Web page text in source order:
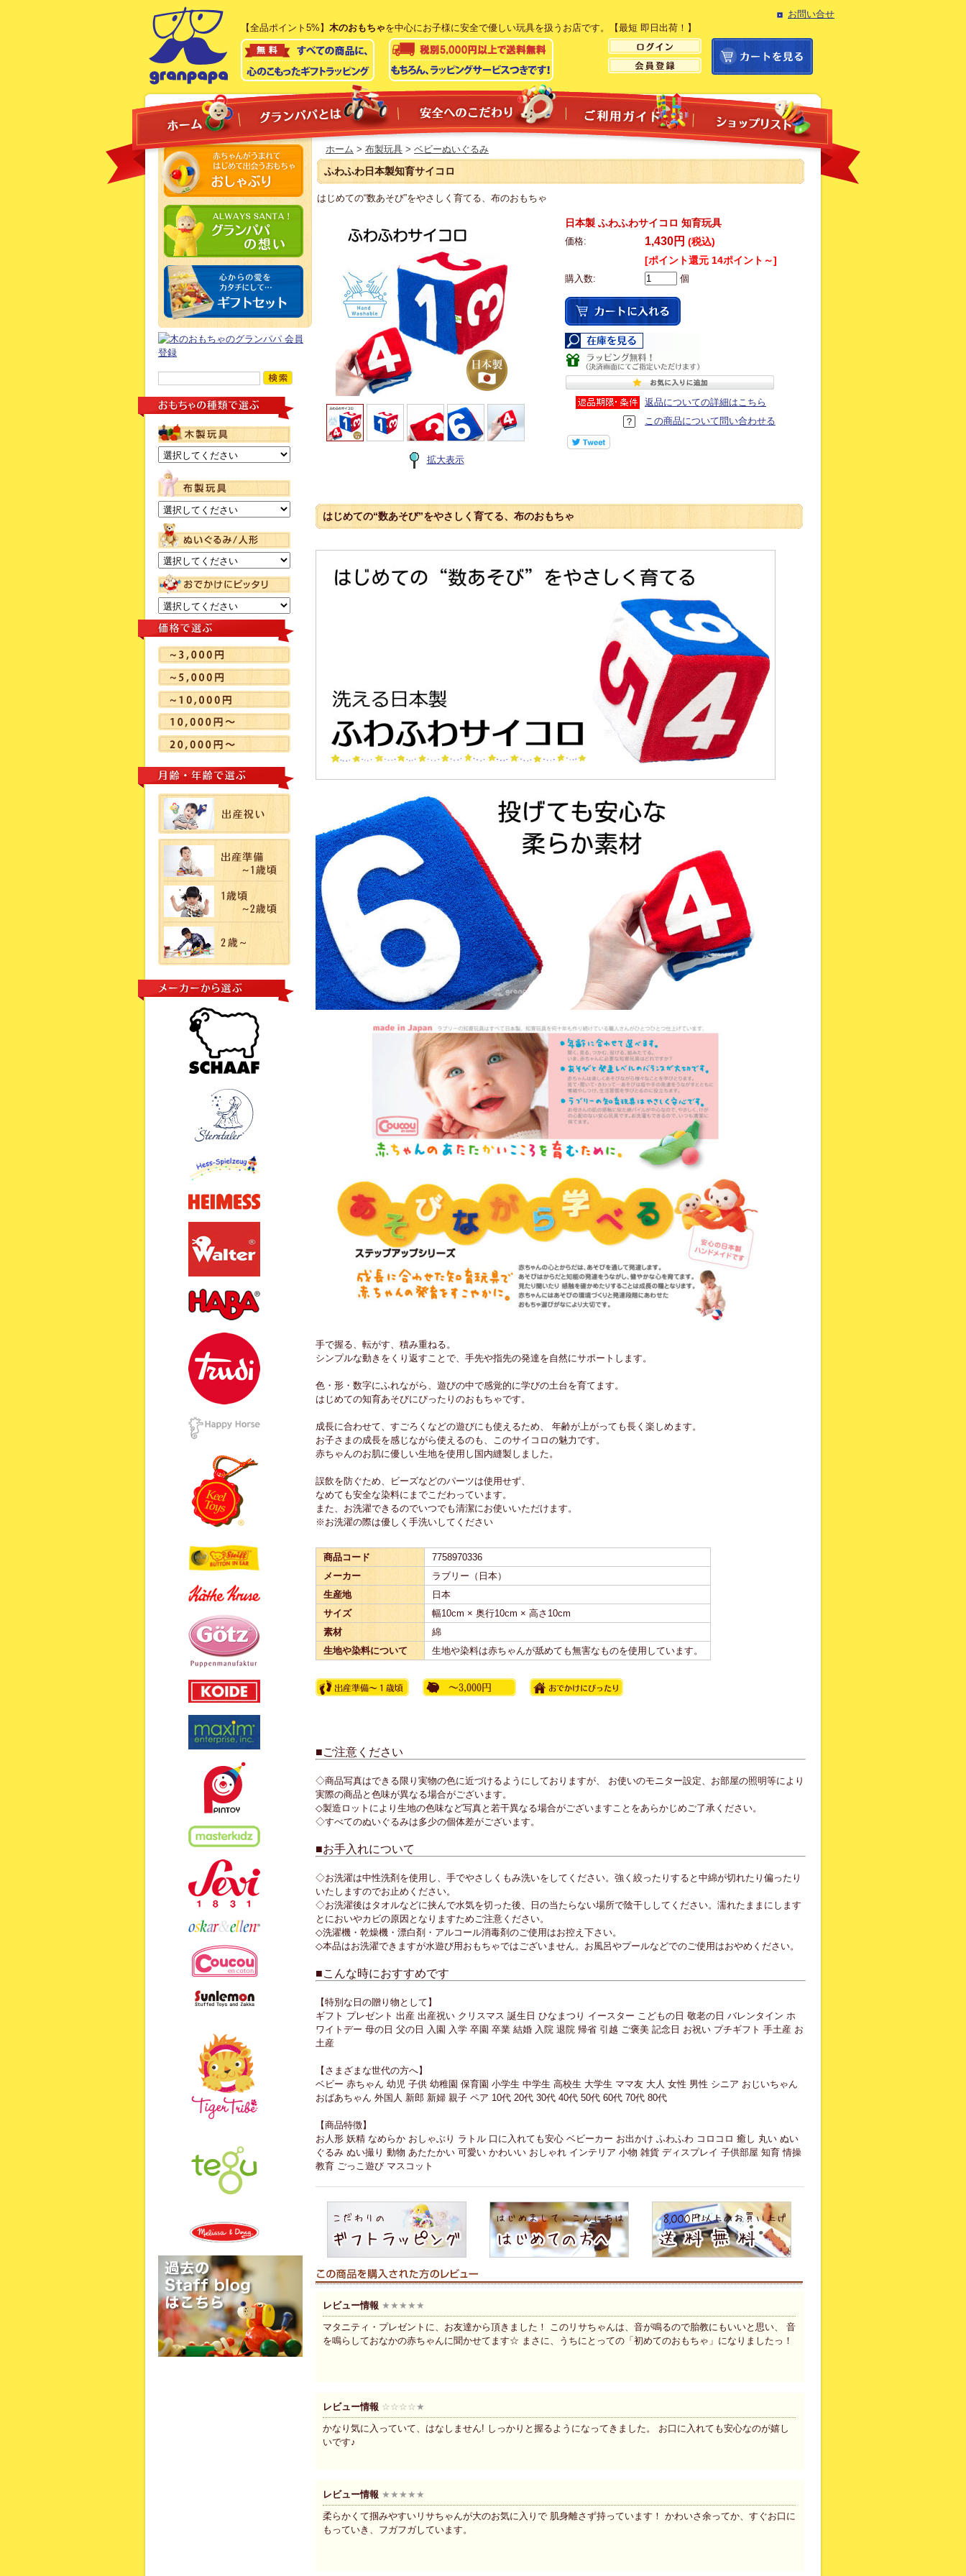
お問い合せ
【全品ポイント5%】 木のおもちゃを中心にお子様に安全で優しい玩具を扱うお店です。【最短 即日出荷！】
ホーム > 布製玩具 > ベビーぬいぐるみ
ふわふわ日本製知育サイコロ
はじめての“数あそび”をやさしく育てる、布のおもちゃ
拡大表示
日本製 ふわふわサイコロ 知育玩具
価格: 1,430円 (税込)
[ポイント還元 14ポイント～]
購入数: 個
返品についての詳細はこちら
この商品について問い合わせる
はじめての“数あそび”をやさしく育てる、布のおもちゃ
手で握る、転がす、積み重ねる。
シンプルな動きをくり返すことで、手先や指先の発達を自然にサポートします。
色・形・数字にふれながら、遊びの中で感覚的に学びの土台を育てます。
はじめての知育あそびにぴったりのおもちゃです。
成長に合わせて、すごろくなどの遊びにも使えるため、 年齢が上がっても長く楽しめます。
お子さまの成長を感じながら使えるのも、このサイコロの魅力です。
赤ちゃんのお肌に優しい生地を使用し国内縫製しました。
誤飲を防ぐため、ビーズなどのパーツは使用せず、
なめても安全な染料にまでこだわっています。
また、お洗濯できるのでいつでも清潔にお使いいただけます。
※お洗濯の際は優しく手洗いしてください
商品コード
7758970336
メーカー
ラブリー（日本）
生産地
日本
サイズ
幅10cm × 奥行10cm × 高さ10cm
素材
綿
生地や染料について
生地や染料は赤ちゃんが舐めても無害なものを使用しています。
■ご注意ください
◇商品写真はできる限り実物の色に近づけるようにしておりますが、 お使いのモニター設定、お部屋の照明等により
実際の商品と色味が異なる場合がございます。
◇製造ロットにより生地の色味など写真と若干異なる場合がございますことをあらかじめご了承ください。
◇すべてのぬいぐるみは多少の個体差がございます。
■お手入れについて
◇お洗濯は中性洗剤を使用し、手でやさしくもみ洗いをしてください。強く絞ったりすると中綿が切れたり偏ったり
いたしますのでお止めください。
◇お洗濯後はタオルなどに挟んで水気を切った後、日の当たらない場所で陰干ししてください。濡れたままにします
とにおいやカビの原因となりますためご注意ください。
◇洗濯機・乾燥機・漂白剤・アルコール消毒剤のご使用はお控え下さい。
◇本品はお洗濯できますが水遊び用おもちゃではございません。お風呂やプールなどでのご使用はおやめください。
■こんな時におすすめです
【特別な日の贈り物として】
ギフト プレゼント 出産 出産祝い クリスマス 誕生日 ひなまつり イースター こどもの日 敬老の日 バレンタイン ホ
ワイトデー 母の日 父の日 入園 入学 卒園 卒業 結婚 入院 退院 帰省 引越 ご褒美 記念日 お祝い プチギフト 手土産 お
土産
【さまざまな世代の方へ】
ベビー 赤ちゃん 幼児 子供 幼稚園 保育園 小学生 中学生 高校生 大学生 ママ友 大人 女性 男性 シニア おじいちゃん
おばあちゃん 外国人 新郎 新婦 親子 ペア 10代 20代 30代 40代 50代 60代 70代 80代
【商品特徴】
お人形 妖精 なめらか おしゃぶり ラトル 口に入れても安心 ベビーカー お出かけ ふわふわ コロコロ 癒し 丸い ぬい
ぐるみ ぬい撮り 動物 あたたかい 可愛い かわいい おしゃれ インテリア 小物 雑貨 ディスプレイ 子供部屋 知育 情操
教育 ごっこ遊び マスコット
レビュー情報 ★★★★★
マタニティ・プレゼントに、お友達から頂きました！ このリサちゃんは、音が鳴るので胎教にもいいと思い、 音
を鳴らしておなかの赤ちゃんに聞かせてます☆ まさに、うちにとっての「初めてのおもちゃ」になりましたっ！
レビュー情報 ☆☆☆☆★
かなり気に入っていて、はなしません! しっかりと握るようになってきました。 お口に入れても安心なのが嬉し
いです♪
レビュー情報 ★★★★★
柔らかくて掴みやすいリサちゃんが大のお気に入りで 肌身離さず持っています！ かわいさ余ってか、すぐお口に
もっていき、フガフガしています。